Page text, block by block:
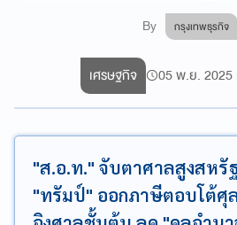
By กรุงเทพธุรกิจ
เศรษฐกิจ 05 พ.ย. 2025
"ส.อ.ท." จับตาศาลสูงสหรั
"ทรัมป์" ออกภาษีตอบโต้ศุ